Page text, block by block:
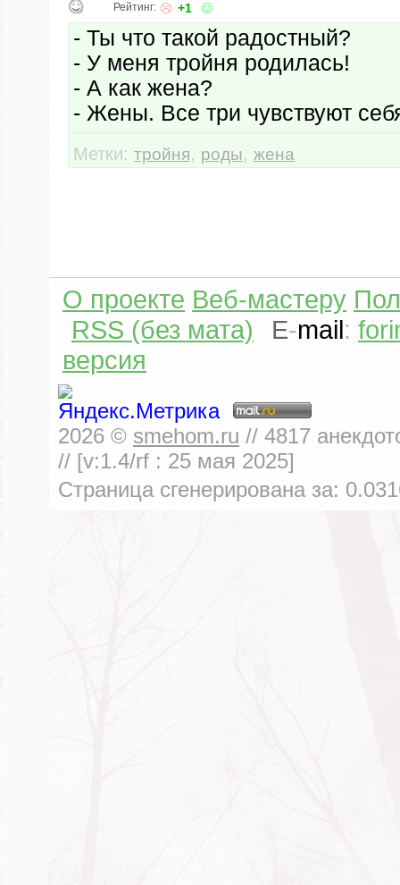
Рейтинг: +1
- Ты что такой радостный?
- У меня тройня родилась!
- А как жена?
- Жены. Все три чувствуют
Метки: тройня, роды, жена
О проекте Веб-мастеру
RSS (без мата)
E-mail:
версия
2026 © smehom.ru // 4817
// [v:1.4/rf : 25 мая 2025]
Страница сгенерирована за: